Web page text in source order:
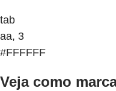
tab
aa, 3
#FFFFFF
Veja como